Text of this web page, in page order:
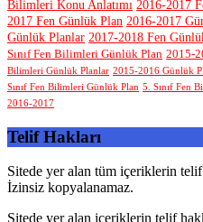
Bilimleri Konu Anlatımı 2016-2017
2017 Fen Günlük Plan 2016-2017
Günlük Planlar 2017-2018 Fen
Sınıf Fen Bilimleri Günlük Plan 2015-
Bilimleri Günlük Planlar 2015-2016 Günlük
Sınıf Fen Bilimleri Günlük Plan 5. Sınıf Fen
2016-2017
Telif Hakları
Sitede yer alan tüm içeriklerin telif
İzinsiz kopyalanamaz.
Sitede yer alan içeriklerin telif